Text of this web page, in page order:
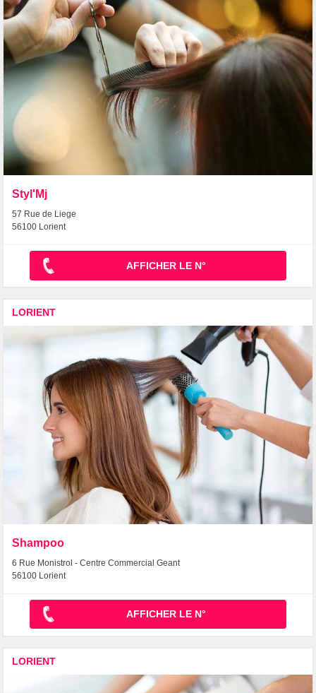
Styl'Mj
57 Rue de Liege
56100 Lorient
AFFICHER LE N°
LORIENT
Shampoo
6 Rue Monistrol - Centre Commercial Geant
56100 Lorient
AFFICHER LE N°
LORIENT